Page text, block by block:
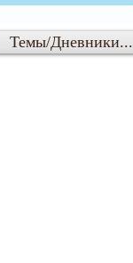
Темы/Дневники...